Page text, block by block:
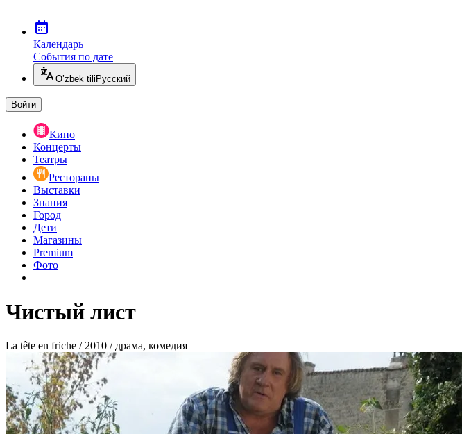
Календарь
События по дате
O’zbek tili Русский
Войти
Кино
Концерты
Театры
Рестораны
Выставки
Знания
Город
Дети
Магазины
Premium
Фото
Чистый лист
La tête en friche / 2010 / драма, комедия